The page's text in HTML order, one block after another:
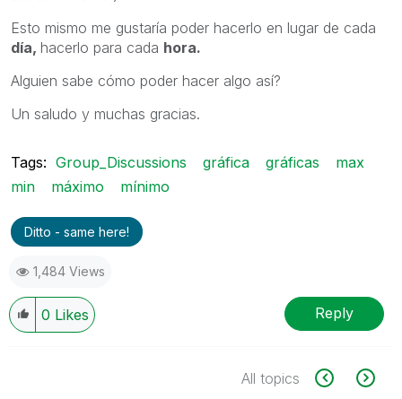
Esto mismo me gustaría poder hacerlo en lugar de cada
día, hacerlo para cada hora.
Alguien sabe cómo poder hacer algo así?
Un saludo y muchas gracias.
Tags: Group_Discussions gráfica gráficas
max
min
máximo mínimo
Ditto - same here!
1,484 Views
0 Likes Reply
All topics